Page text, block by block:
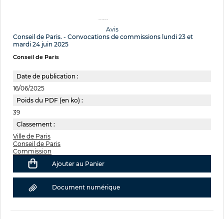
Avis
Conseil de Paris. - Convocations de commissions lundi 23 et
mardi 24 juin 2025
Conseil de Paris
Date de publication :
16/06/2025
Poids du PDF (en ko) :
39
Classement :
Ville de Paris
Conseil de Paris
Commission
Ajouter au Panier
Document numérique